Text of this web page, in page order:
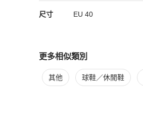
尺寸 EU 40
更多相似類別
更多Hermès男鞋 相似商品推
其他 球鞋／休閒鞋